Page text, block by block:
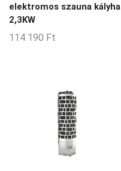
elektromos szauna kályha
2,3KW
114 190 Ft